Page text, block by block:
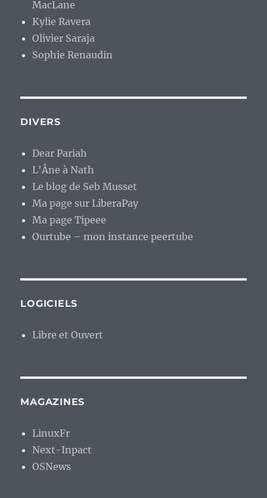
MacLane
Kylie Ravera
Olivier Saraja
Sophie Renaudin
DIVERS
Dear Pariah
L'Âne à Nath
Le blog de Seb Musset
Ma page sur LiberaPay
Ma page Tipeee
Ourtube – mon instance peertube
LOGICIELS
Libre et Ouvert
MAGAZINES
LinuxFr
Next-Inpact
OSNews